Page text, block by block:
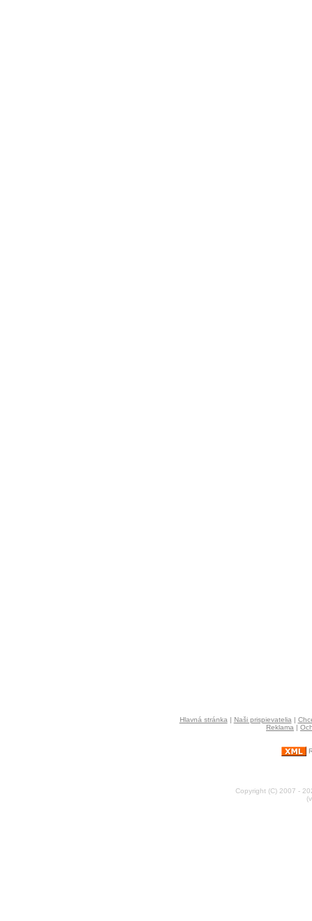
Hlavná stránka | Naši prispievatelia |
Reklama |
Copyright (C) 2007 -